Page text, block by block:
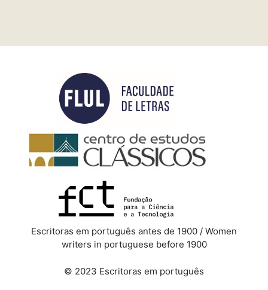
Escritoras em português antes de 1900 / Women
writers in portuguese before 1900
© 2023 Escritoras em português